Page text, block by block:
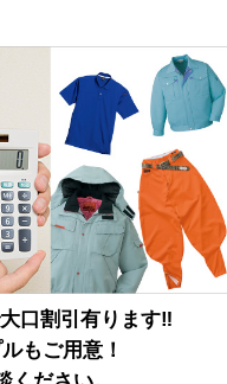
口割引有ります‼
もご用意！